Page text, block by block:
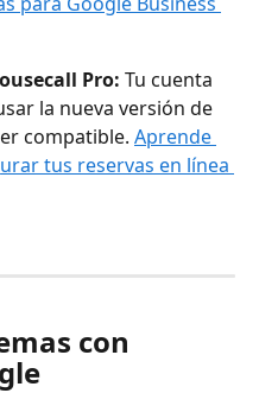
Pro: Tu cuenta
la nueva versión de
compatible. Aprende
tus reservas en línea
con